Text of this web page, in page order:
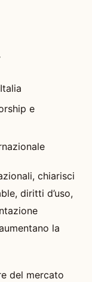
e
chiarisci
diritti d’uso,
la
del mercato